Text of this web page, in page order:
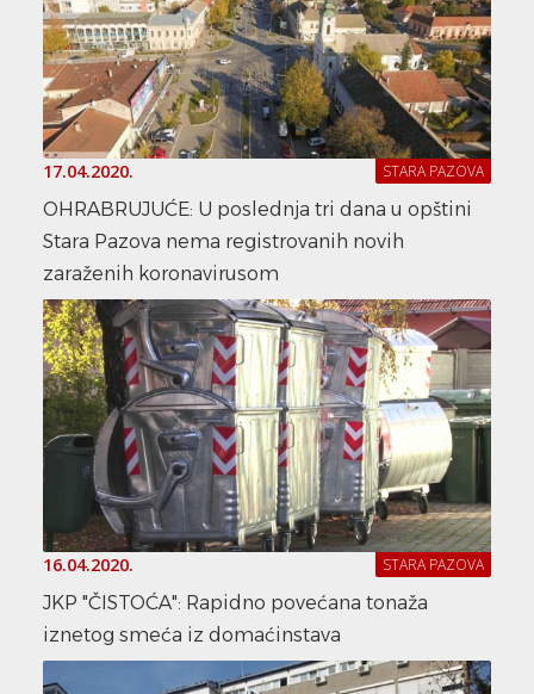
17.04.2020. STARA PAZOVA
OHRABRUJUĆE: U poslednja tri dana u opštini
Stara Pazova nema registrovanih novih
zaraženih koronavirusom
16.04.2020. STARA PAZOVA
JKP "ČISTOĆA": Rapidno povećana tonaža
iznetog smeća iz domaćinstava